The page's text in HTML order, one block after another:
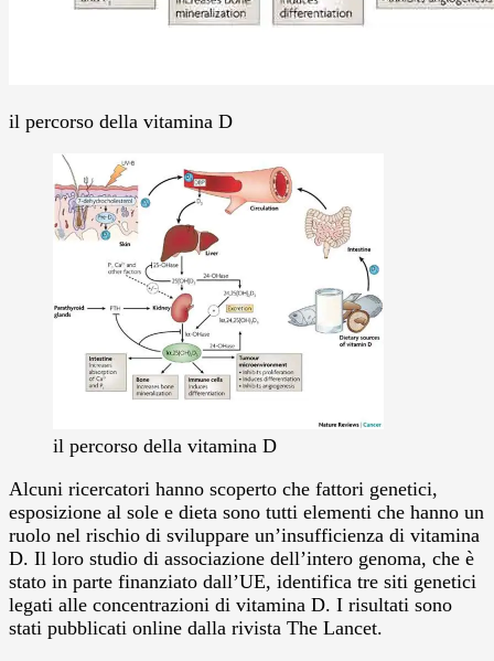
il percorso della vitamina D
il percorso della vitamina D
Alcuni ricercatori hanno scoperto che fattori genetici,
esposizione al sole e dieta sono tutti elementi che hanno un
ruolo nel rischio di sviluppare un’insufficienza di vitamina
D. Il loro studio di associazione dell’intero genoma, che è
stato in parte finanziato dall’UE, identifica tre siti genetici
legati alle concentrazioni di vitamina D. I risultati sono
stati pubblicati online dalla rivista The Lancet.